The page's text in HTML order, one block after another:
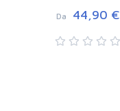
Da 44,90 €